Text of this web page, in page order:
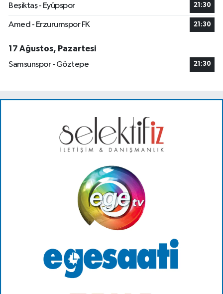
Beşiktaş - Eyüpspor 21:30
Amed - Erzurumspor FK 21:30
17 Ağustos, Pazartesi
Samsunspor - Göztepe
21:30